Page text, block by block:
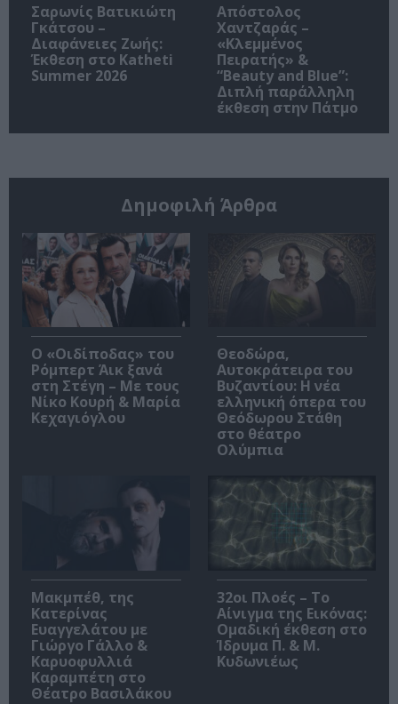
Σαρωνίς Βατικιώτη
Γκάτσου –
Διαφάνειες Ζωής:
Έκθεση στο Katheti
Summer 2026
Απόστολος
Χαντζαράς –
«Κλεμμένος
Πειρατής» &
“Beauty and Blue”:
Διπλή παράλληλη
έκθεση στην Πάτμο
Δημοφιλή Άρθρα
O «Οιδίποδας» του
Ρόμπερτ Άικ ξανά
στη Στέγη – Με τους
Νίκο Κουρή & Μαρία
Κεχαγιόγλου
Θεοδώρα,
Αυτοκράτειρα του
Βυζαντίου: Η νέα
ελληνική όπερα του
Θεόδωρου Στάθη
στο θέατρο
Ολύμπια
Μακμπέθ, της
Κατερίνας
Ευαγγελάτου με
Γιώργο Γάλλο &
Καρυοφυλλιά
Καραμπέτη στο
Θέατρο Βασιλάκου
32οι Πλοές – Το
Αίνιγμα της Εικόνας:
Ομαδική έκθεση στο
Ίδρυμα Π. & Μ.
Κυδωνιέως